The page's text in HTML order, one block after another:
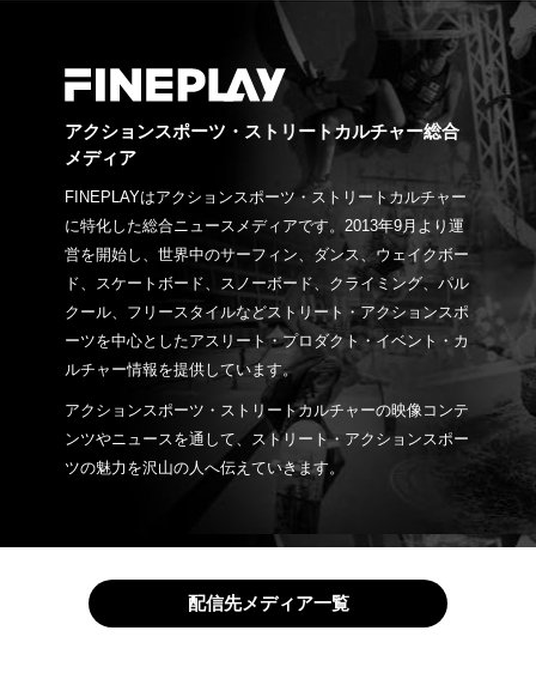
アクションスポーツ・ストリートカルチャー総合
メディア
FINEPLAYはアクションスポーツ・ストリートカルチャー
に特化した総合ニュースメディアです。2013年9月より運
営を開始し、世界中のサーフィン、ダンス、ウェイクボー
ド、スケートボード、スノーボード、クライミング、パル
クール、フリースタイルなどストリート・アクションスポ
ーツを中心としたアスリート・プロダクト・イベント・カ
ルチャー情報を提供しています。
アクションスポーツ・ストリートカルチャーの映像コンテ
ンツやニュースを通して、ストリート・アクションスポー
ツの魅力を沢山の人へ伝えていきます。
配信先メディア一覧